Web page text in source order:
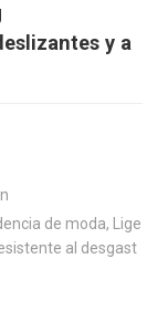
y a
de moda, Lige
al desgast